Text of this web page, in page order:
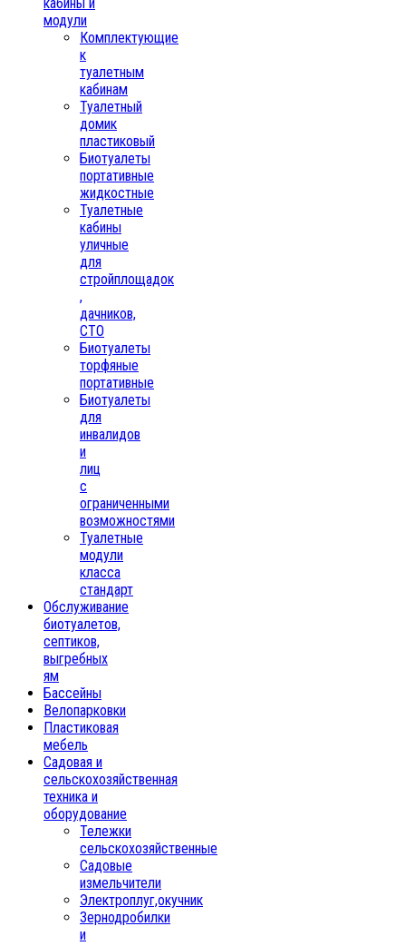
модули
Комплектующие
к
туалетным
кабинам
Туалетный
домик
пластиковый
Биотуалеты
портативные
жидкостные
Туалетные
кабины
уличные
для
стройплощадок
,
дачников,
СТО
Биотуалеты
торфяные
портативные
Биотуалеты
для
инвалидов
и
лиц
с
ограниченными
возможностями
Туалетные
модули
класса
стандарт
Обслуживание
биотуалетов,
септиков,
выгребных
ям
Бассейны
Велопарковки
Пластиковая
мебель
Садовая и
сельскохозяйственная
техника и
оборудование
Тележки
сельскохозяйственные
Садовые
измельчители
Электроплуг,окучник
Зернодробилки
и